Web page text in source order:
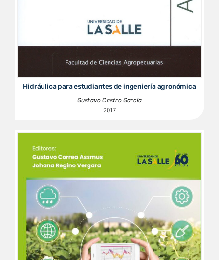
Hidráulica para estudiantes de ingeniería agronómica
Gustavo Castro García
2017